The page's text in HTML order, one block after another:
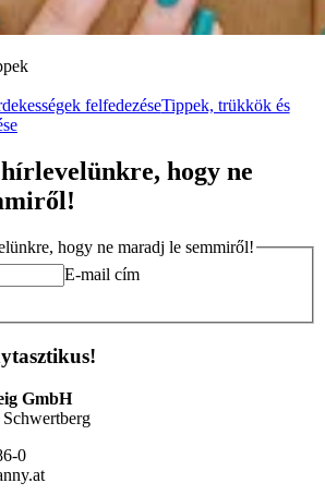
felfedezéseTippek, trükkök és
hogy ne
hogy ne maradj le semmiről!
E-mail cím
GmbH
0